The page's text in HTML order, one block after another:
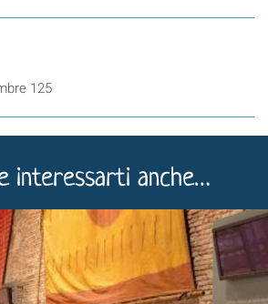
125
interessarti anche…